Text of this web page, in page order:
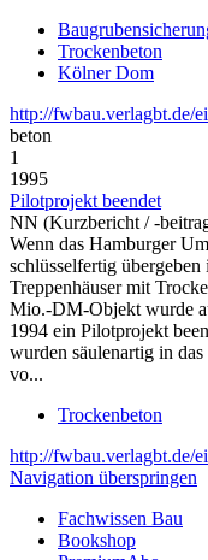
Trockenbeton
Kölner Dom
http://fwbau.verlagbt.de/
beton
1
1995
Pilotprojekt beendet
NN (Kurzbericht / -
Wenn das Hamburger
schlüsselfertig
Treppenhäuser mit
Mio.-DM-Objekt wurde
1994 ein Pilotprojekt
wurden säulenartig in
vo...
Trockenbeton
http://fwbau.verlagbt.de/
Navigation überspringen
Fachwissen Bau
Bookshop